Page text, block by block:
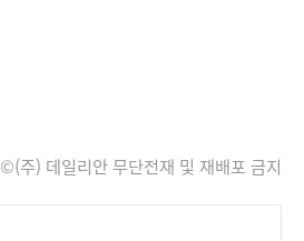
©(주) 데일리안 무단전재 및 재배포 금지